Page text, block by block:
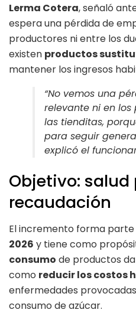
Lerma Cotera, señaló
espera una pérdida de
productores ni entre los
existen productos
mantener los ingresos
“No vemos una
relevante ni en
las tienditas,
para seguir
explicó el
Objetivo:
recaudación
El incremento forma parte
2026 y tiene como
consumo de productos
como reducir los costos
enfermedades
consumo de azúcar.